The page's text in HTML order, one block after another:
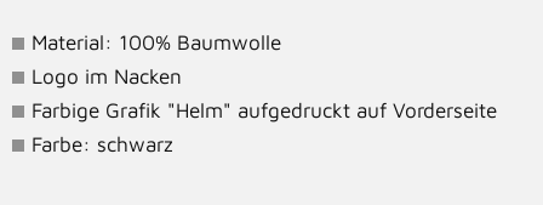
Material: 100% Baumwolle
Logo im Nacken
Farbige Grafik "Helm" aufgedruckt auf Vorderseite
Farbe: schwarz